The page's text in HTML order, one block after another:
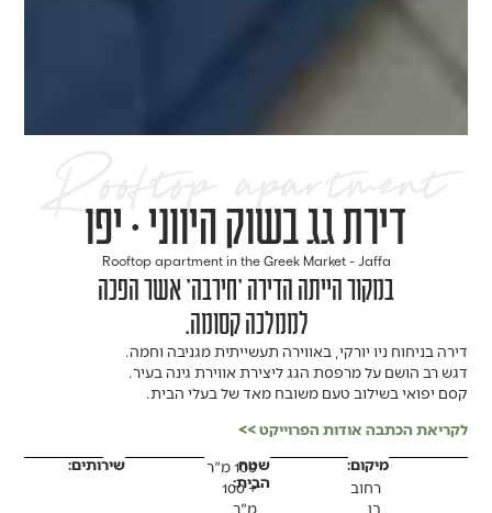
Rooftop apartment
דירת גג בשוק היווני • יפו
Rooftop apartment in the Greek Market - Jaffa
במקור הייתה הדירה 'חירבה' אשר הפכה
לממלכה קסומה.
דירה בניחוח ניו יורקי, באווירה תעשייתית מגניבה וחמה.
דגש רב הושם על מרפסת הגג ליצירת אווירת גינה בעיר.
קסם יפואי בשילוב טעם משובח מאד של בעלי הבית.
לקריאת הכתבה אודות הפרוייקט >>
מיקום:
רחוב
בן
שטח
הבית:
100 מ"ר
+ 100
מ"ר
שירותים: